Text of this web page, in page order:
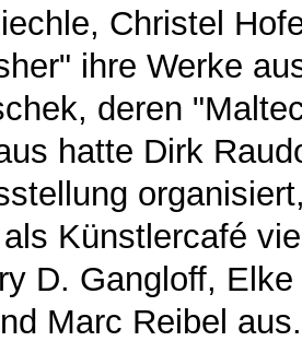
Christel
ihre Werke
deren
hatte Dirk
Künstlercafé
D. Gangloff,
Marc Reibel aus.